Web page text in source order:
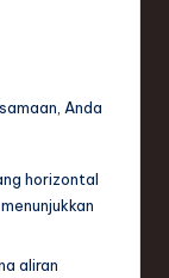
Anda
horizontal
aliran